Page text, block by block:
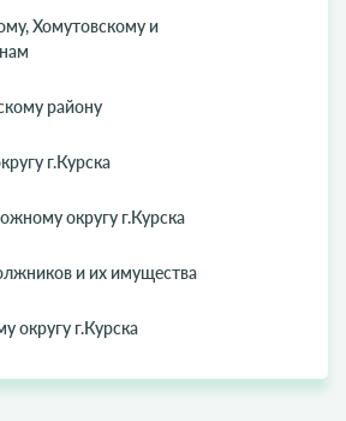
Хомутовскому и
району
г.Курска
округу г.Курска
и их имущества
округу г.Курска